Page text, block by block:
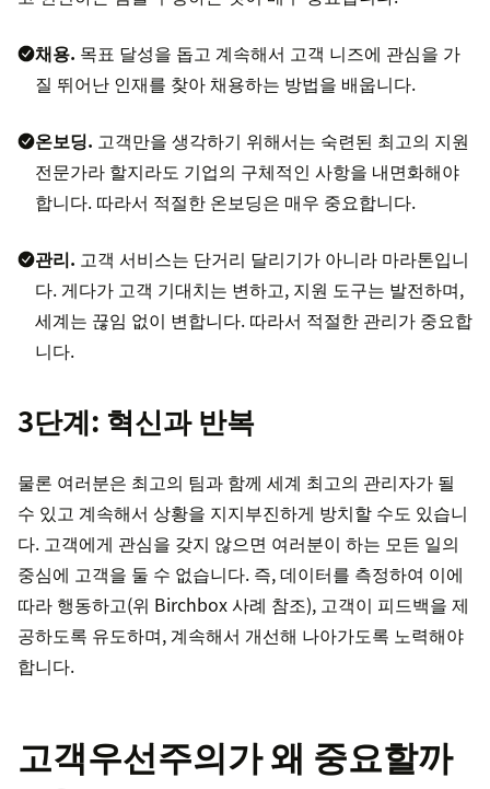
채용. 목표 달성을 돕고 계속해서 고객 니즈에 관심을 가
질 뛰어난 인재를 찾아 채용하는 방법을 배웁니다.
온보딩. 고객만을 생각하기 위해서는 숙련된 최고의 지원
전문가라 할지라도 기업의 구체적인 사항을 내면화해야
합니다. 따라서 적절한 온보딩은 매우 중요합니다.
관리. 고객 서비스는 단거리 달리기가 아니라 마라톤입니
다. 게다가 고객 기대치는 변하고, 지원 도구는 발전하며,
세계는 끊임 없이 변합니다. 따라서 적절한 관리가 중요합
니다.
3단계: 혁신과 반복
물론 여러분은 최고의 팀과 함께 세계 최고의 관리자가 될
수 있고 계속해서 상황을 지지부진하게 방치할 수도 있습니
다. 고객에게 관심을 갖지 않으면 여러분이 하는 모든 일의
중심에 고객을 둘 수 없습니다. 즉, 데이터를 측정하여 이에
따라 행동하고(위 Birchbox 사례 참조), 고객이 피드백을 제
공하도록 유도하며, 계속해서 개선해 나아가도록 노력해야
합니다.
고객우선주의가 왜 중요할까